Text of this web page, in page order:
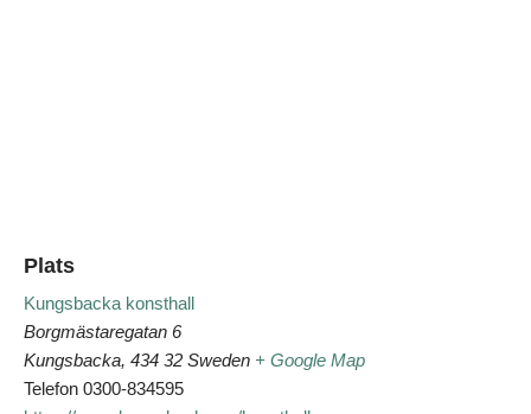
Plats
Kungsbacka konsthall
Borgmästaregatan 6
Kungsbacka, 434 32 Sweden + Google Map
Telefon 0300-834595